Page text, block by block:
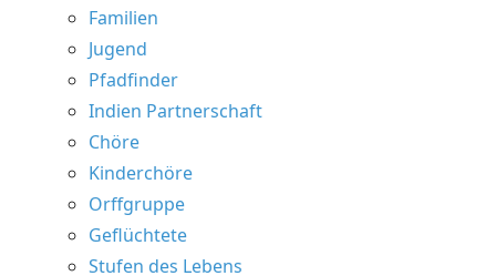
Familien
Jugend
Pfadfinder
Indien Partnerschaft
Chöre
Kinderchöre
Orffgruppe
Geflüchtete
Stufen des Lebens